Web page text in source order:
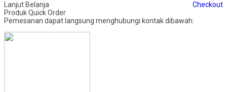
Lanjut Belanja
Checkout
Produk Quick Order
Pemesanan dapat langsung menghubungi kontak dibawah: